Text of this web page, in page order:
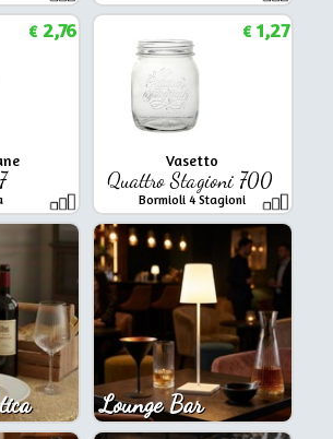
€2,76
Vasetto
Quattro Stagioni 700
Bormioli 4 Stagioni
€1,27
Lounge Bar